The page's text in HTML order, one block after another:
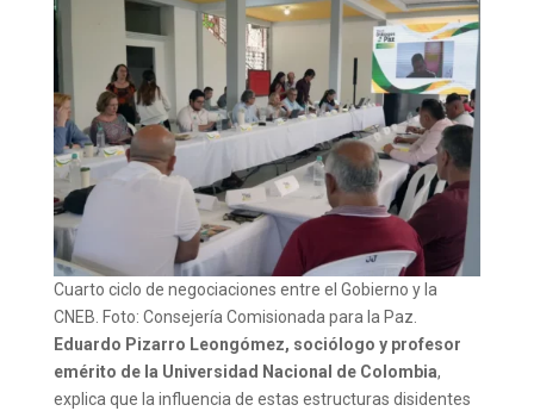
Cuarto ciclo de negociaciones entre el Gobierno y la
CNEB. Foto: Consejería Comisionada para la Paz.
Eduardo Pizarro Leongómez, sociólogo y profesor
emérito de la Universidad Nacional de Colombia,
explica que la influencia de estas estructuras disidentes